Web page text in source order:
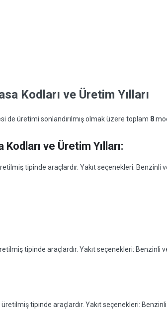
Kodları ve Üretim Yılları
de üretimi sonlandırılmış olmak üzere toplam 8
ve Üretim Yılları:
tipinde araçlardır. Yakıt seçenekleri: Benzinli
tipinde araçlardır. Yakıt seçenekleri: Benzinli
tipinde araçlardır. Yakıt seçenekleri: